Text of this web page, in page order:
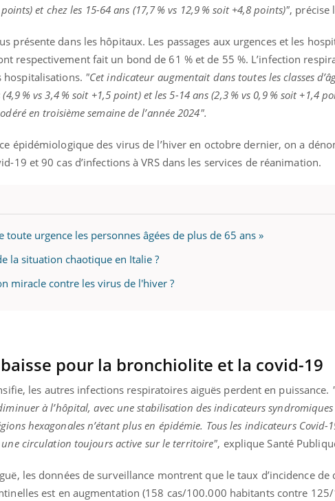
et chez les 15-64 ans (17,7 %vs 12,9 % soit +4,8 points)", précise
présente dans les hôpitaux. Les passages aux urgences et les
respectivement fait un bond de 61 % et de 55 %. L’infection
hospitalisations. "Cet indicateur augmentait dans toutes les classes
(4,9 %vs 3,4 % soit +1,5point)et les 5-14 ans(2,3 %vs 0,9 % soit +1,4
en troisième semaine de l’année 2024".
épidémiologique des virus de l’hiver en octobre dernier, on a
19 et 90 cas d’infections àVRSdans les services de réanimation.
toute urgence les personnes âgées de plus de 65 ans »
la situation chaotique en Italie ?
miracle contre les virus de l'hiver ?
pour la bronchiolite et la covid-19
les autres infections respiratoires aiguës perdent en puissance.
à l’hôpital, avec une stabilisation des indicateurs
hexagonales n’étant plus en épidémie. Tous les indicateurs Covid-
circulation toujours active sur le territoire", explique Santé
les données de surveillance montrent que le taux d’incidence de
est en augmentation(158 cas/100.000 habitants contre
Youtube
Un « jumeau numérique » pour
faciliter l’accès à la médecine
préventiveYoutube
Un établissement lié à un groupe
santé : l'utilisation d'un « jumeau
numérique » permet ...
Youtube
COUP DE FOOD sur
Coup de food sur le
nouveau rendez-vous
bouscule les idées reçues